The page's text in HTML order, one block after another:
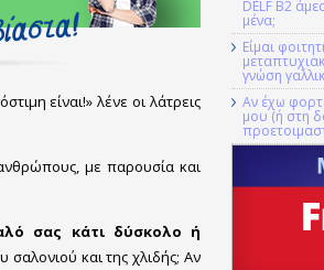
είναι!» λένε οι λάτρεις
με παρουσία και
σας κάτι δύσκολο ή
και της χλιδής; Αν
DELF Β2
μένα;
Είμαι
γνώση
Αν έχω
μου (ή στη